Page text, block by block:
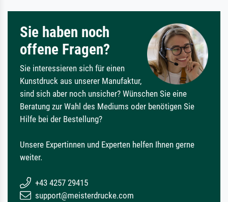
Sie haben noch
offene Fragen?
Sie interessieren sich für einen
Kunstdruck aus unserer Manufaktur,
sind sich aber noch unsicher? Wünschen Sie eine
Beratung zur Wahl des Mediums oder benötigen Sie
Hilfe bei der Bestellung?
Unsere Expertinnen und Experten helfen Ihnen gerne
weiter.
+43 4257 29415
support@meisterdrucke.com